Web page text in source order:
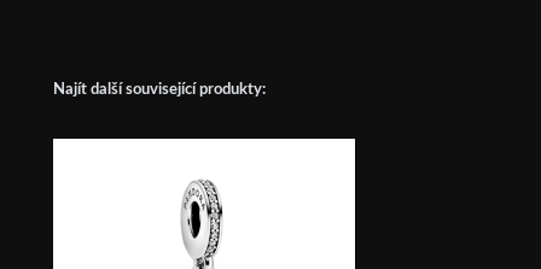
Najít další související produkty: